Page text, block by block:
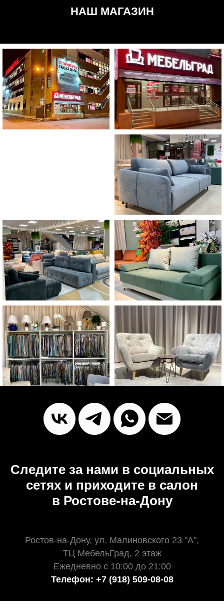
НАШ МАГАЗИН
Следите за нами в социальных
сетях и приходите в салон
в Ростове-на-Дону
Ростов-на-Дону, ул. Малиновского 23 "А",
ТЦ МебельГрад, 2 этаж
Ежедневно с 10:00 до 21:00
Телефон: +7 (918) 509-08-08